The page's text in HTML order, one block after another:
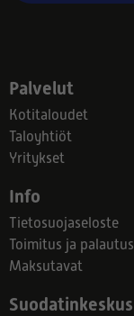
Palvelut
Kotitaloudet
Taloyhtiöt
Yritykset
Info
Tietosuojaseloste
Toimitus ja palautus
Maksutavat
Suodatinkeskus